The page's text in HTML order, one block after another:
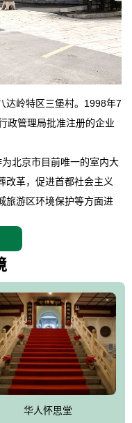
达岭特区三堡村。1998年7
政管理局批准注册的企业
北京市目前唯一的室内大
改革，促进首都社会主义
旅游区环境保护等方面进
积5．8万平方米。主体建
阁、百家姓觅宗长廊等。
筑风格。蓝色的琉璃瓦屋
刻的雄狮、华表，花岗岩
柏与万里长城浑然一体、
大殿入口两侧是用蜡染技
城文化与炎黄始祖，小环
意喻着往生者与长城同
德与山河同在，与日月同
华人怀思堂